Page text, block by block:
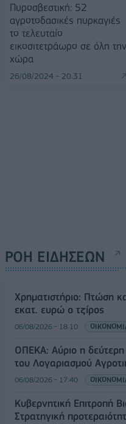
Πυροσβεστική: 52
αγροτοδασικές πυρκαγιές
το τελευταίο
εικοσιτετράωρο σε όλη την
χώρα
26/08/2024 - 20:31
ΡΟΗ ΕΙΔΗΣΕΩΝ
Χρηματιστήριο: Πτώση
εκατ. ευρώ ο τζίρος
06/08/2026 - 18:10
ΟΠΕΚΑ: Αύριο η
του Λογαριασμού
06/08/2026 - 17:40
Κυβερνητική Επιτροπή
Στρατηγική